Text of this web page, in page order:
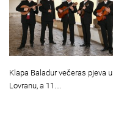
Klapa Baladur večeras pjeva u
Lovranu, a 11.…